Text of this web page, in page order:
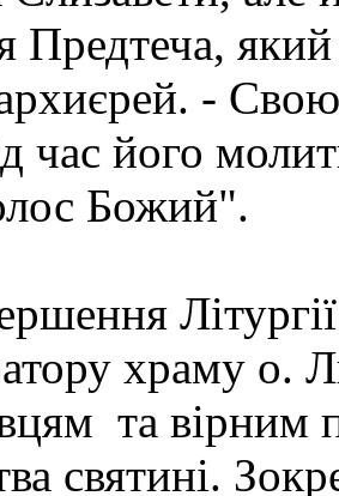
Предтеча,
-
час його
Божий".
храму
та вірним
святині.